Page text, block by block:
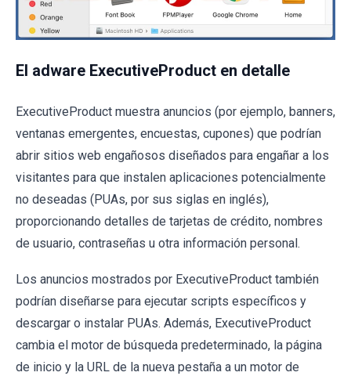
El adware ExecutiveProduct en detalle
ExecutiveProduct muestra anuncios (por ejemplo, banners,
ventanas emergentes, encuestas, cupones) que podrían
abrir sitios web engañosos diseñados para engañar a los
visitantes para que instalen aplicaciones potencialmente
no deseadas (PUAs, por sus siglas en inglés),
proporcionando detalles de tarjetas de crédito, nombres
de usuario, contraseñas u otra información personal.
Los anuncios mostrados por ExecutiveProduct también
podrían diseñarse para ejecutar scripts específicos y
descargar o instalar PUAs. Además, ExecutiveProduct
cambia el motor de búsqueda predeterminado, la página
de inicio y la URL de la nueva pestaña a un motor de